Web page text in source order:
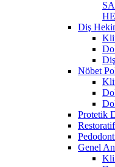
Diş
Nöbet
Protetik
Genel